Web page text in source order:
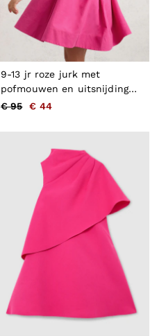
9-13 jr roze jurk met
pofmouwen en uitsnijding
aan de achterkant
€ 95 € 44